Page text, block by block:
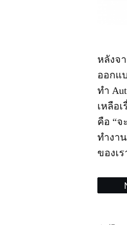
หลังจ
ออกแ
ทำ
เหลือ
คือ “จ
ทำงา
ของเ